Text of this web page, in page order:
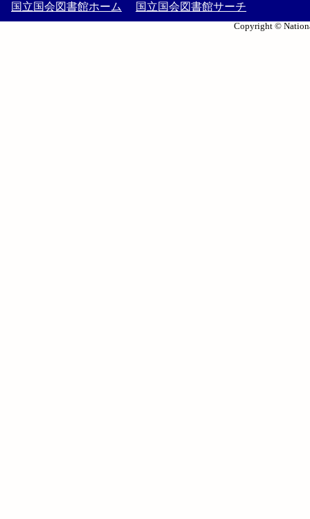
国立国会図書館ホーム 国立国会図書館サーチ
Copyright ©